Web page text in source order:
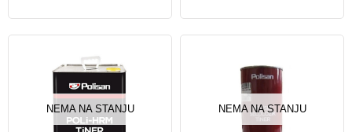
NEMA NA STANJU NEMA NA STANJU